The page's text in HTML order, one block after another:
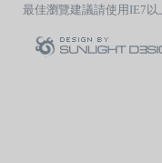
最佳瀏覽建議請使用IE7以